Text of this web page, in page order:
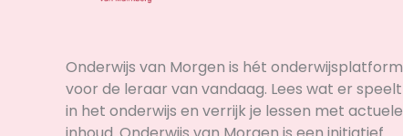
Onderwijs van Morgen is hét onderwijsplatform
voor de leraar van vandaag. Lees wat er speelt
in het onderwijs en verrijk je lessen met actuele